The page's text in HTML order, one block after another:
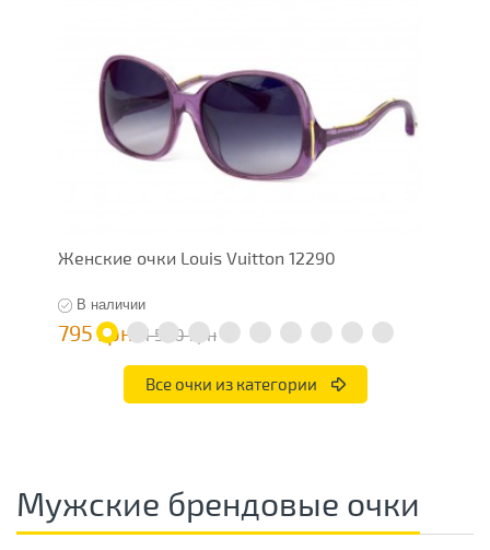
Женские очки Louis Vuitton 12290
В наличии
795 грн 1 590 грн
Все очки из категории
Мужские брендовые очки